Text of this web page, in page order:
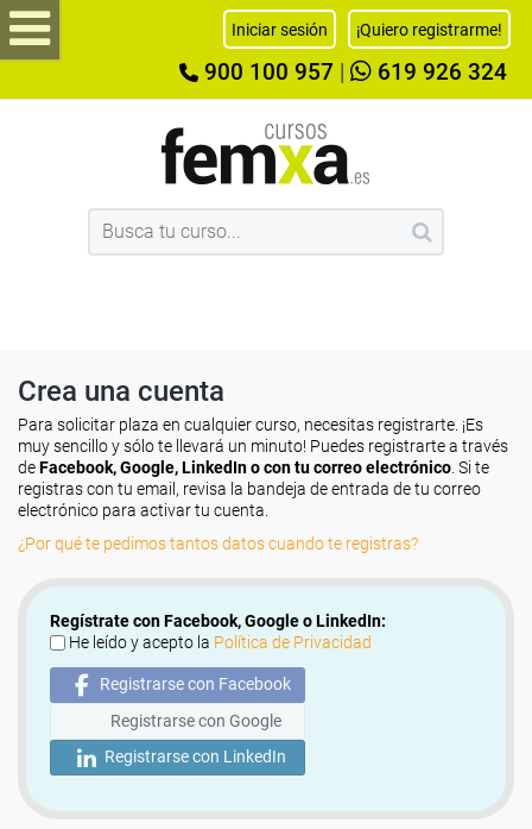
Iniciar sesión ¡Quiero registrarme!
900 100 957 619 926 324
Crea una cuenta
Para solicitar plaza en cualquier curso, necesitas registrarte. ¡Es
muy sencillo y sólo te llevará un minuto! Puedes registrarte a través
deFacebook, Google, LinkedIn o con tu correo electrónico . Si te
registras con tu email, revisa la bandeja de entrada de tu correo
electrónico para activar tu cuenta.
¿Por qué te pedimos tantos datos cuando te registras?
Regístrate con Facebook, Google o LinkedIn:
He leído y acepto la Política de Privacidad
Registrarse con Facebook
Registrarse con Google
Registrarse con LinkedIn